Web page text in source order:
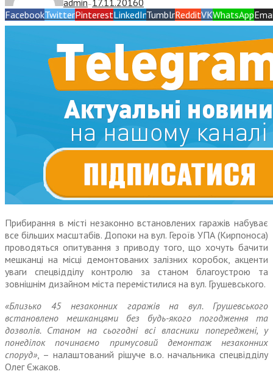
admin — 17.11.20160
FacebookTwitterPinterestLinkedInTumblrRedditVKWhatsApp
Прибирання в місті незаконно встановлених гаражів набуває
все більших масштабів. Допоки на вул. Героїв УПА (Кирпоноса)
проводяться опитування з приводу того, що хочуть бачити
мешканці на місці демонтованих залізних коробок, акценти
уваги спецвідділу контролю за станом благоустрою та
зовнішнім дизайном міста перемістилися на вул. Грушевського.
«Близько 45 незаконних гаражів на вул. Грушевського
встановлено мешканцями без будь-якого погодження та
дозволів. Станом на сьогодні всі власники попереджені, у
понеділок починаємо примусовий демонтаж незаконних
споруд», – налаштований рішуче в.о. начальника спецвідділу
Олег Єжаков.